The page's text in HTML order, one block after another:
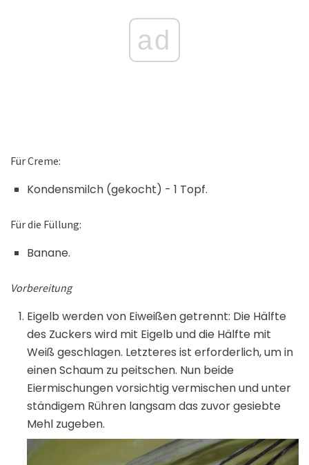
ad
Für Creme:
Kondensmilch (gekocht) - 1 Topf.
Für die Füllung:
Banane.
Vorbereitung
Eigelb werden von Eiweißen getrennt: Die Hälfte
des Zuckers wird mit Eigelb und die Hälfte mit
Weiß geschlagen. Letzteres ist erforderlich, um in
einen Schaum zu peitschen. Nun beide
Eiermischungen vorsichtig vermischen und unter
ständigem Rühren langsam das zuvor gesiebte
Mehl zugeben.